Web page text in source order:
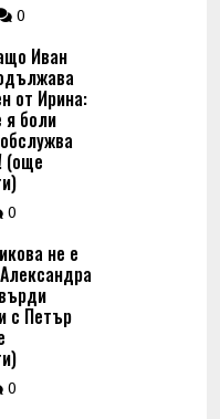
0
Иван
от Ирина:
я боли
(още
0
не е
с Петър
0